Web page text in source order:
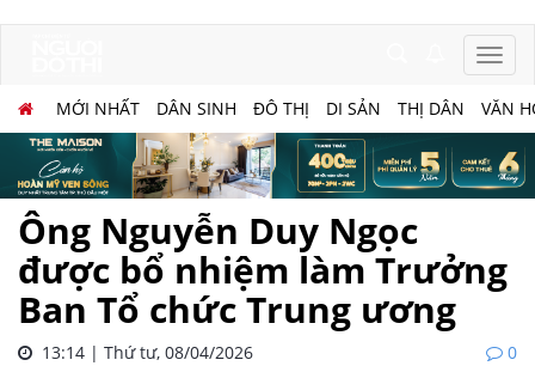
MỚI NHẤT DÂN SINH ĐÔ THỊ DI SẢN THỊ DÂN VĂN
Ông Nguyễn Duy Ngọc
được bổ nhiệm làm Trưởng
Ban Tổ chức Trung ương
13:14 | Thứ tư, 08/04/2026 0